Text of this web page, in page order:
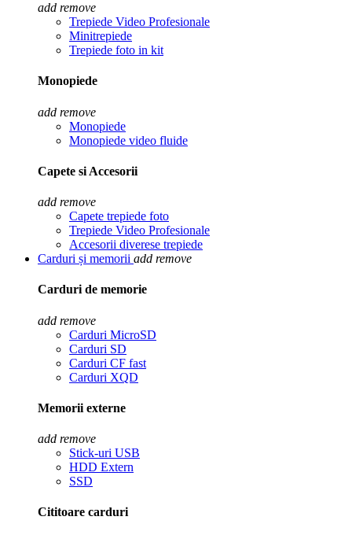
add remove
Trepiede Video Profesionale
Minitrepiede
Trepiede foto in kit
Monopiede
add remove
Monopiede
Monopiede video fluide
Capete si Accesorii
add remove
Capete trepiede foto
Trepiede Video Profesionale
Accesorii diverese trepiede
Carduri și memorii add remove
Carduri de memorie
add remove
Carduri MicroSD
Carduri SD
Carduri CF fast
Carduri XQD
Memorii externe
add remove
Stick-uri USB
HDD Extern
SSD
Cititoare carduri